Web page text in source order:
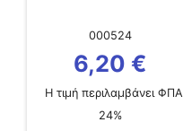
000524
6,20 €
Η τιμή περιλαμβάνει ΦΠΑ
24%